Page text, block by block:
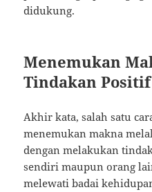
didukung.
Menemukan
Tindakan Positif
Akhir kata, salah satu
menemukan makna
dengan melakukan
sendiri maupun orang
melewati badai